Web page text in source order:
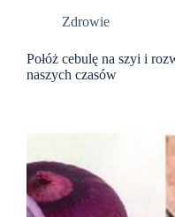
Zdrowie
Połóż cebulę na szyi i
naszych czasów